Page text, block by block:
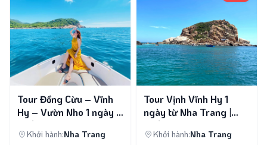
Tour Đồng Cừu – Vĩnh
Hy – Vườn Nho 1 ngày |
Let’s Fly Travel
Khởi hành:Nha Trang
Tour Vịnh Vĩnh Hy 1
ngày từ Nha Trang |
Let’s Fly Travel
Khởi hành:Nha Trang